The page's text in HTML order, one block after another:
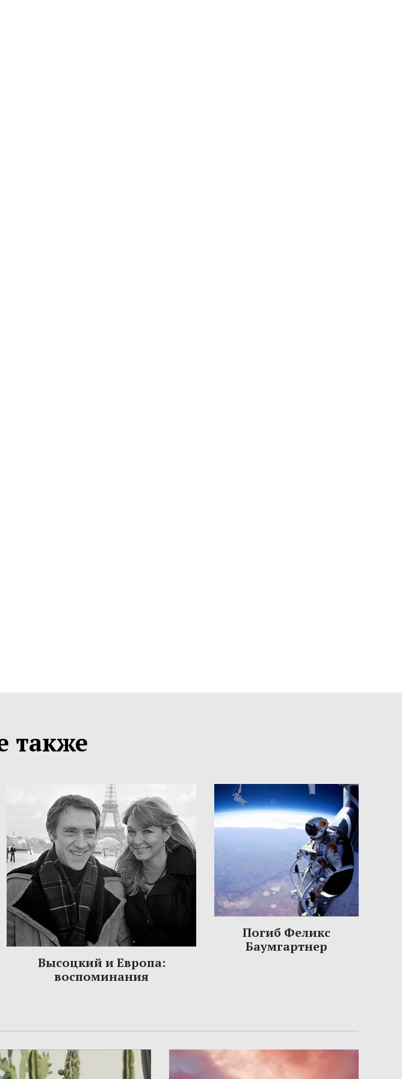
также
Высоцкий и Европа:
воспоминания
Погиб Феликс
Баумгартнер